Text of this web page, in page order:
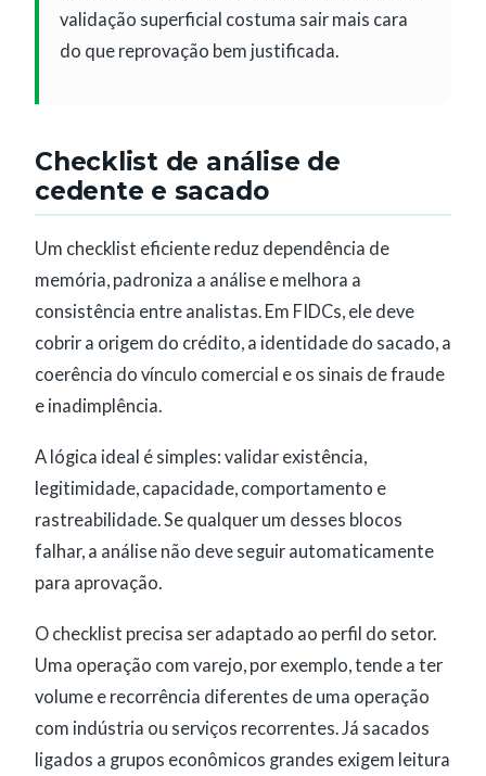
validação superficial costuma sair mais cara
do que reprovação bem justificada.
Checklist de análise de
cedente e sacado
Um checklist eficiente reduz dependência de
memória, padroniza a análise e melhora a
consistência entre analistas. Em FIDCs, ele deve
cobrir a origem do crédito, a identidade do sacado, a
coerência do vínculo comercial e os sinais de fraude
e inadimplência.
A lógica ideal é simples: validar existência,
legitimidade, capacidade, comportamento e
rastreabilidade. Se qualquer um desses blocos
falhar, a análise não deve seguir automaticamente
para aprovação.
O checklist precisa ser adaptado ao perfil do setor.
Uma operação com varejo, por exemplo, tende a ter
volume e recorrência diferentes de uma operação
com indústria ou serviços recorrentes. Já sacados
ligados a grupos econômicos grandes exigem leitura